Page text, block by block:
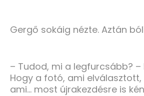
Gergő sokáig nézte. Aztán
– Tudod, mi a legfurcsább? –
Hogy a fotó, ami
ami… most újrakezdésre is